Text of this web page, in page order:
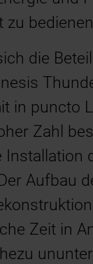
die
in puncto
Zahl
Aufbau
Zeit in